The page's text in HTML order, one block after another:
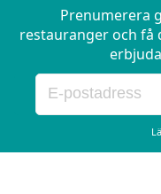
Prenumerera
restauranger och få